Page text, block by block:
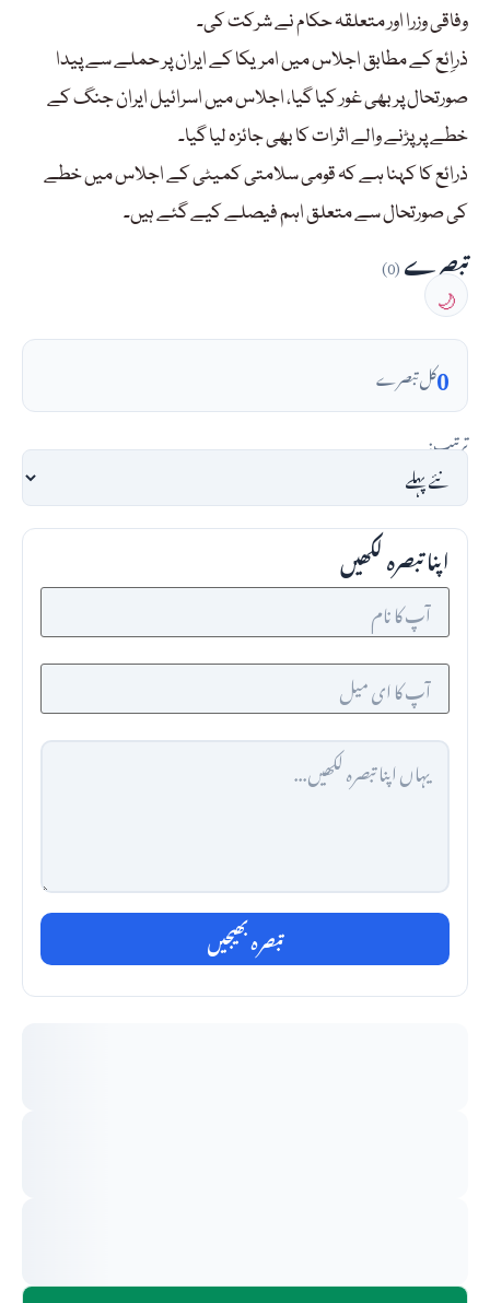
وفاقی وزرا اور متعلقہ حکام نے شرکت کی۔
ذراِئع کے مطابق اجلاس میں امریکا کے ایران پر حملے سے پیدا
صورتحال پر بھی غور کیا گیا، اجلاس میں اسرائیل ایران جنگ کے
خطے پر پڑنے والے اثرات کا بھی جائزہ لیا گیا۔
ذرائع کا کہنا ہے کہ قومی سلامتی کمیٹی کے اجلاس میں خطے
کی صورتحال سے متعلق اہم فیصلے کیے گئے ہیں۔
تبصرے(0)
🌙
0کل تبصرے
ترتیب:
اپنا تبصرہ لکھیں
تبصرہ بھیجیں